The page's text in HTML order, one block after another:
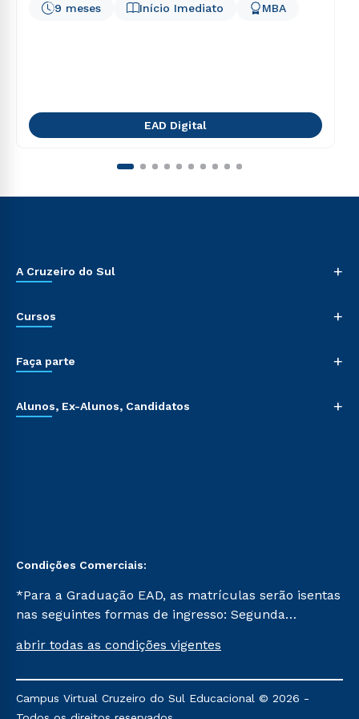
Início Imediato
9 meses MBA
EAD Digital
A Cruzeiro do Sul +
Cursos +
Faça parte +
Alunos, Ex-Alunos, Candidatos +
Condições Comerciais:
*Para a Graduação EAD, as matrículas serão isentas
nas seguintes formas de ingresso: Segunda
Já para as demais, a taxa de matrícula será de R$
mencionadas são referentes aos cursos: Ensino
Religioso, Geografia para a Docência e Metodologia
abrir todas as condições vigentes
Campus Virtual Cruzeiro do Sul Educacional © 2026 -